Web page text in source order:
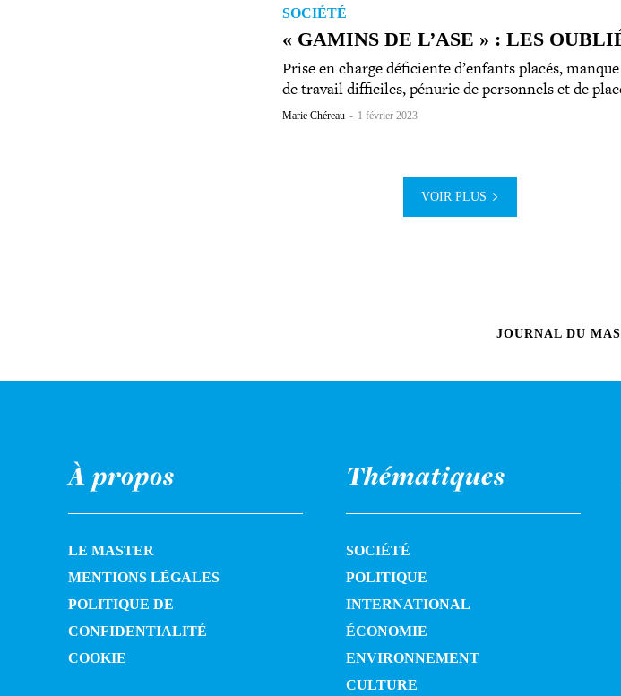
SOCIÉTÉ
« GAMINS DE L’ASE » : LES
Prise en charge défi­ciente d’enfants placés,
de travail dif­fi­ciles, pénurie de per­son­nels et de
Marie Chéreau - 1 février 2023
VOIR PLUS
JOURNAL DU
À propos
LE MASTER
MENTIONS LÉGALES
POLITIQUE DE
CONFIDENTIALITÉ
COOKIE
Thématiques
SOCIÉTÉ
POLITIQUE
INTERNATIONAL
ÉCONOMIE
ENVIRONNEMENT
CULTURE